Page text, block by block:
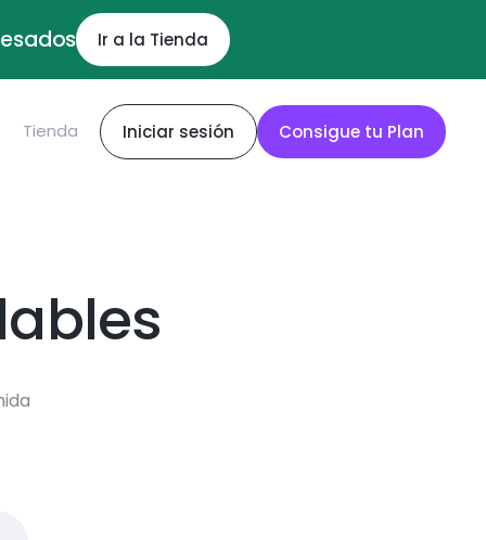
Ir a la Tienda
Tienda Iniciar sesión Consigue tu Plan